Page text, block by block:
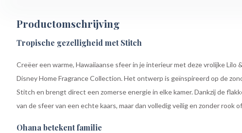
Productomschrijving
Tropische gezelligheid met Stitch
Creëer een warme, Hawaiiaanse sfeer in je interieur met deze vrolijke Lilo
Disney Home Fragrance Collection. Het ontwerp is geïnspireerd op de
Stitch en brengt direct een zomerse energie in elke kamer. Dankzij de
van de sfeer van een echte kaars, maar dan volledig veilig en zonder rook
Ohana betekent familie